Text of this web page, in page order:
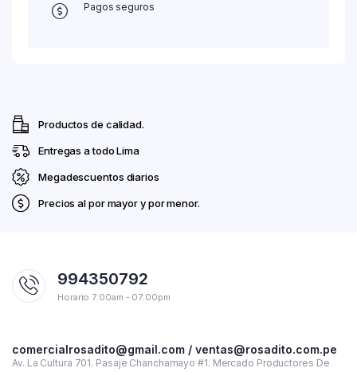
Pagos seguros
Productos de calidad.
Entregas a todo Lima
Megadescuentos diarios
Precios al por mayor y por menor.
994350792
Horario 7:00am - 07:00pm
comercialrosadito@gmail.com / ventas@rosadito.com.pe
Av. La Cultura 701. Pasaje Chanchamayo #1. Mercado Productores De